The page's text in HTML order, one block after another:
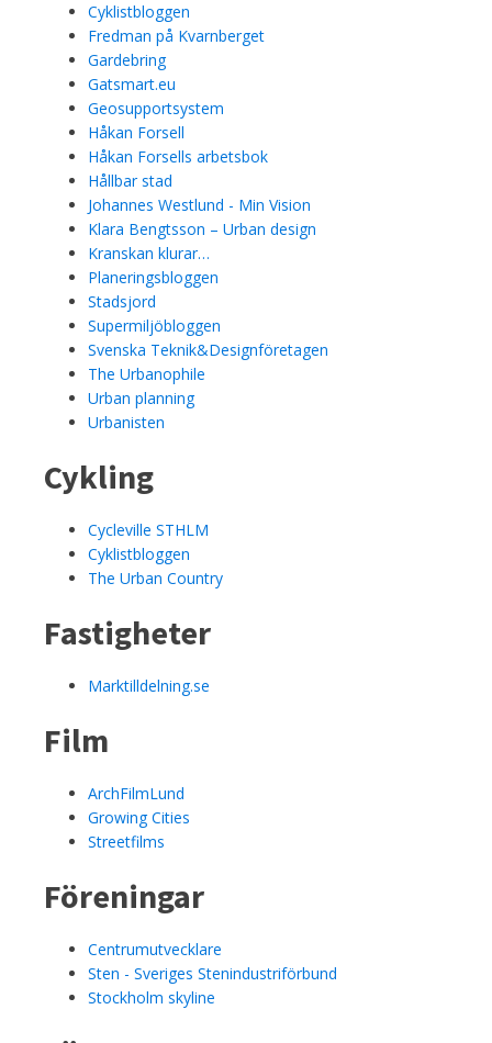
Cyklistbloggen
Fredman på Kvarnberget
Gardebring
Gatsmart.eu
Geosupportsystem
Håkan Forsell
Håkan Forsells arbetsbok
Hållbar stad
Johannes Westlund - Min Vision
Klara Bengtsson – Urban design
Kranskan klurar…
Planeringsbloggen
Stadsjord
Supermiljöbloggen
Svenska Teknik&Designföretagen
The Urbanophile
Urban planning
Urbanisten
Cykling
Cycleville STHLM
Cyklistbloggen
The Urban Country
Fastigheter
Marktilldelning.se
Film
ArchFilmLund
Growing Cities
Streetfilms
Föreningar
Centrumutvecklare
Sten - Sveriges Stenindustriförbund
Stockholm skyline